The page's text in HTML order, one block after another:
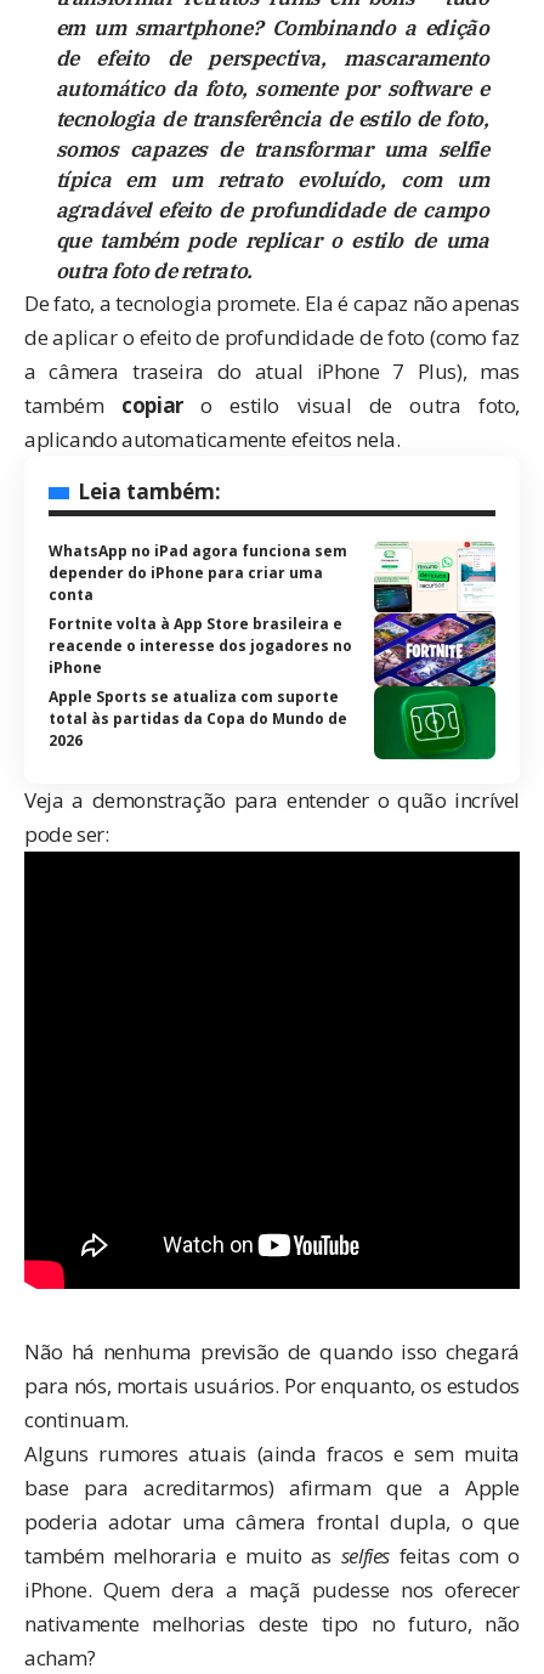
em um smartphone? Combinando a edição
de efeito de perspectiva, mascaramento
automático da foto, somente por software e
tecnologia de transferência de estilo de foto,
somos capazes de transformar uma selfie
típica em um retrato evoluído, com um
agradável efeito de profundidade de campo
que também pode replicar o estilo de uma
outra foto de retrato.
De fato, a tecnologia promete. Ela é capaz não apenas
de aplicar o efeito de profundidade de foto (como faz
a câmera traseira do atual iPhone 7 Plus), mas
também copiaro estilo visual de outra foto,
aplicando automaticamente efeitos nela.
Leia também:
WhatsApp no iPad agora funciona sem
depender do iPhone para criar uma
conta
Fortnite volta à App Store brasileira e
reacende o interesse dos jogadores no
iPhone
Apple Sports se atualiza com suporte
total às partidas da Copa do Mundo de
2026
Veja a demonstração para entender o quão incrível
pode ser:
Não há nenhuma previsão de quando isso chegará
para nós, mortais usuários. Por enquanto, os estudos
continuam.
Alguns rumores atuais (ainda fracos e sem muita
base para acreditarmos) afirmam que a Apple
poderia adotar uma câmera frontal dupla, o que
também melhoraria e muito as selfiesfeitas com o
iPhone. Quem dera a maçã pudesse nos oferecer
nativamente melhorias deste tipo no futuro, não
acham?